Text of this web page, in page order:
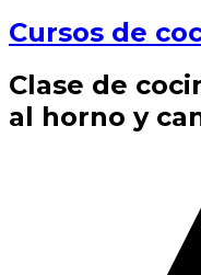
Cursos de
Clase de
al horno y